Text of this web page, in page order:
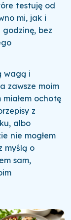
testuję od
mi, jak i
bez
wagą i
zawsze moim
ochotę
z
albo
nie mogłem
myślą o
sam,